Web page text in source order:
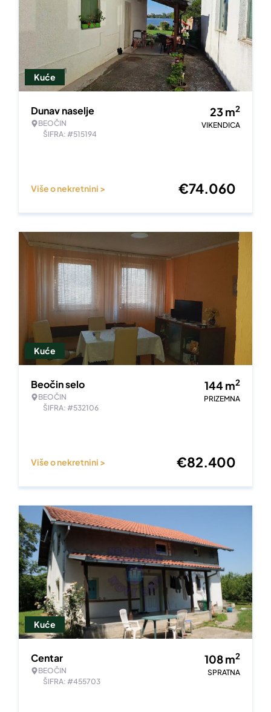
Kuće
Dunav naselje
BEOČIN
ŠIFRA: #515194
23 m2
VIKENDICA
Više o nekretnini > €74.060
Kuće
Beočin selo
BEOČIN
ŠIFRA: #532106
144m2
PRIZEMNA
Više o nekretnini > €82.400
Kuće
Centar
BEOČIN
ŠIFRA: #455703
108m2
SPRATNA